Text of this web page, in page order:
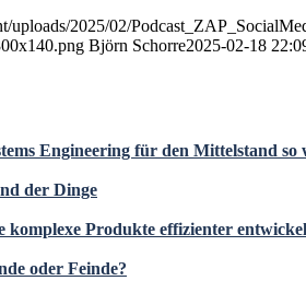
uploads/2025/02/
Björn Schorre2025-02-18
Engineering für den Mittelstand so
der Dinge
komplexe Produkte effizienter
oder Feinde?